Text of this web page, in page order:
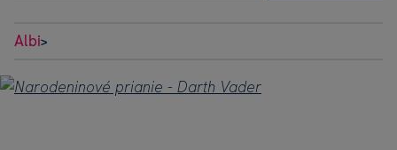
Albi>